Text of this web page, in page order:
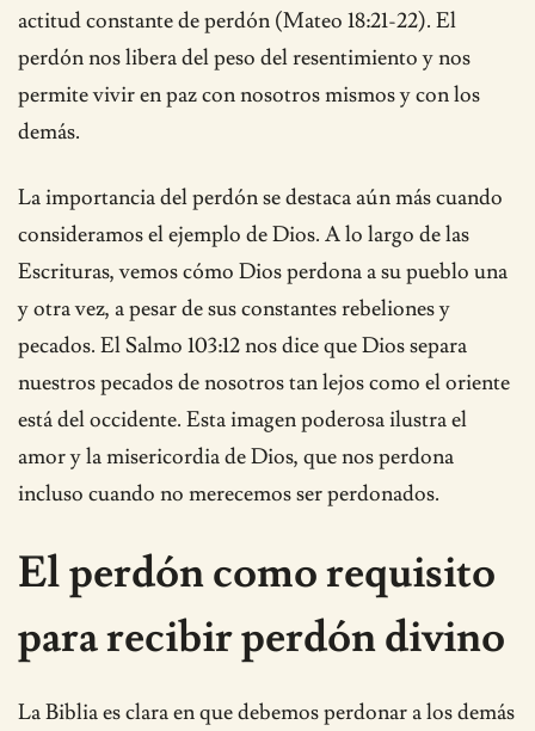
actitud constante de perdón (Mateo 18:21-22). El
perdón nos libera del peso del resentimiento y nos
permite vivir en paz con nosotros mismos y con los
demás.
La importancia del perdón se destaca aún más cuando
consideramos el ejemplo de Dios. A lo largo de las
Escrituras, vemos cómo Dios perdona a su pueblo una
y otra vez, a pesar de sus constantes rebeliones y
pecados. El Salmo 103:12 nos dice que Dios separa
nuestros pecados de nosotros tan lejos como el oriente
está del occidente. Esta imagen poderosa ilustra el
amor y la misericordia de Dios, que nos perdona
incluso cuando no merecemos ser perdonados.
El perdón como requisito
para recibir perdón divino
La Biblia es clara en que debemos perdonar a los demás